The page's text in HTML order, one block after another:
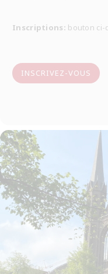
Inscriptions: bouton ci-
INSCRIVEZ-VOUS